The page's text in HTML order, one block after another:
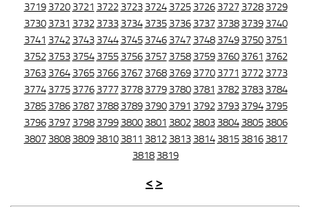
3719 3720 3721 3722 3723 3724 3725 3726 3727 3728 3729
3730 3731 3732 3733 3734 3735 3736 3737 3738 3739 3740
3741 3742 3743 3744 3745 3746 3747 3748 3749 3750 3751
3752 3753 3754 3755 3756 3757 3758 3759 3760 3761 3762
3763 3764 3765 3766 3767 3768 3769 3770 3771 3772 3773
3774 3775 3776 3777 3778 3779 3780 3781 3782 3783 3784
3785 3786 3787 3788 3789 3790 3791 3792 3793 3794 3795
3796 3797 3798 3799 3800 3801 3802 3803 3804 3805 3806
3807 3808 3809 3810 3811 3812 3813 3814 3815 3816 3817
3818 3819
< >